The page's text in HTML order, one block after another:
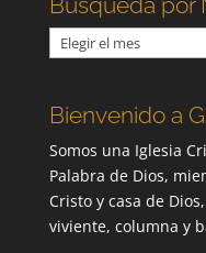
Busqueda
por
Bienvenido a
Somos una Iglesia
Palabra de Dios,
Cristo y casa de
viviente, columna y